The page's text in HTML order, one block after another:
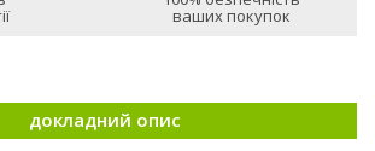
ваших покупок
докладний опис